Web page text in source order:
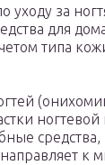
уходу за
для
типа
ногтевой
средства,
к